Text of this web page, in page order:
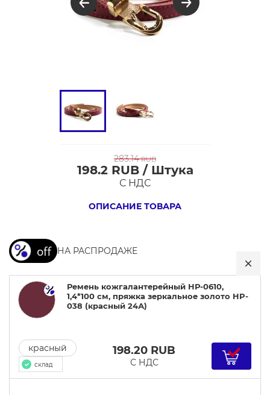
кожгалантерейный
см,
пряжка
золото
038
283.14RUB
198.2 RUB / Штука
С НДС
ОПИСАНИЕ ТОВАРА
НА РАСПРОДАЖЕ
Ремень кожгалантерейный НР-0610,
1,4*100 см, пряжка зеркальное золото HP-
038 (красный 24А)
красный
склад
198.20 RUB
С НДС